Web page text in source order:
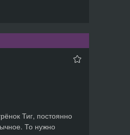
Тиг, постоянно
То нужно